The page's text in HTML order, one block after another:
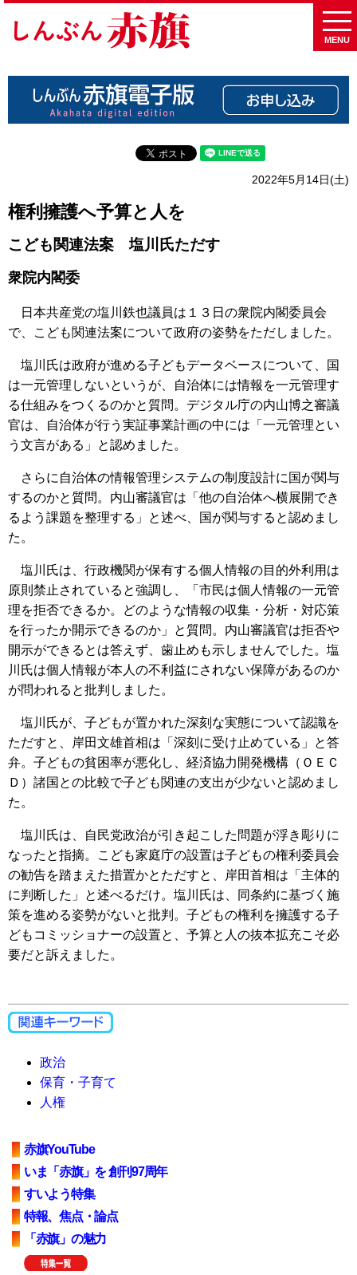
MENU
2022年5月14日(土)
権利擁護へ予算と人を
こども関連法案 塩川氏ただす
衆院内閣委
日本共産党の塩川鉄也議員は１３日の衆院内閣委員会
で、こども関連法案について政府の姿勢をただしました。
塩川氏は政府が進める子どもデータベースについて、国
は一元管理しないというが、自治体には情報を一元管理す
る仕組みをつくるのかと質問。デジタル庁の内山博之審議
官は、自治体が行う実証事業計画の中には「一元管理とい
う文言がある」と認めました。
さらに自治体の情報管理システムの制度設計に国が関与
するのかと質問。内山審議官は「他の自治体へ横展開でき
るよう課題を整理する」と述べ、国が関与すると認めまし
た。
塩川氏は、行政機関が保有する個人情報の目的外利用は
原則禁止されていると強調し、「市民は個人情報の一元管
理を拒否できるか。どのような情報の収集・分析・対応策
を行ったか開示できるのか」と質問。内山審議官は拒否や
開示ができるとは答えず、歯止めも示しませんでした。塩
川氏は個人情報が本人の不利益にされない保障があるのか
が問われると批判しました。
塩川氏が、子どもが置かれた深刻な実態について認識を
ただすと、岸田文雄首相は「深刻に受け止めている」と答
弁。子どもの貧困率が悪化し、経済協力開発機構（ＯＥＣ
Ｄ）諸国との比較で子ども関連の支出が少ないと認めまし
た。
塩川氏は、自民党政治が引き起こした問題が浮き彫りに
なったと指摘。こども家庭庁の設置は子どもの権利委員会
の勧告を踏まえた措置かとただすと、岸田首相は「主体的
に判断した」と述べるだけ。塩川氏は、同条約に基づく施
策を進める姿勢がないと批判。子どもの権利を擁護する子
どもコミッショナーの設置と、予算と人の抜本拡充こそ必
要だと訴えました。
政治
保育・子育て
人権
赤旗YouTube
いま「赤旗」を 創刊97周年
すいよう特集
特報、焦点・論点
「赤旗」の魅力